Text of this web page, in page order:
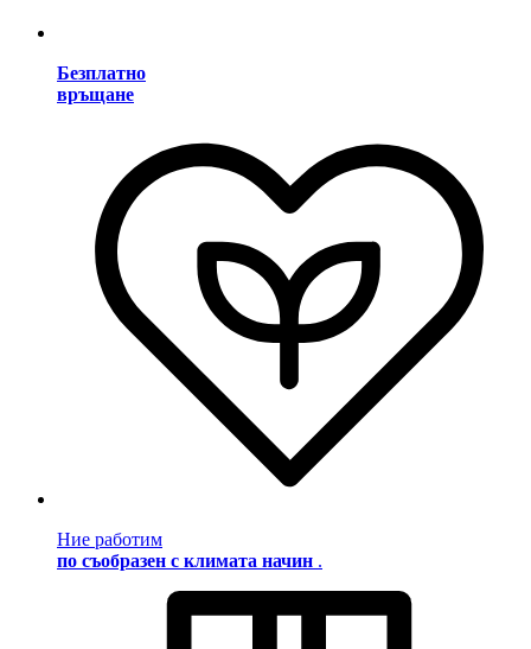
Безплатно
връщане
Ние работим
по съобразен с климата начин .